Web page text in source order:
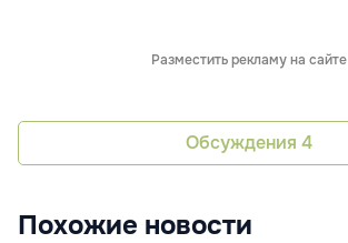
Разместить рекламу на сайте
Обсуждения 4
Похожие новости